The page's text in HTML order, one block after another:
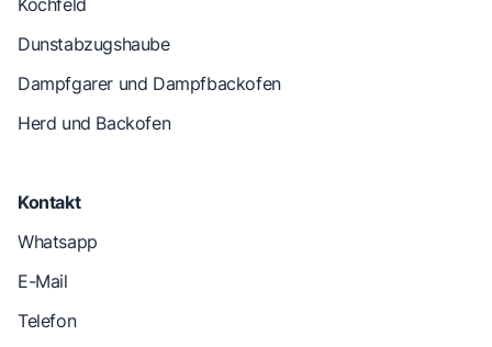
Dunstabzugshaube
Dampfgarer und Dampfbackofen
Herd und Backofen
Kontakt
Whatsapp
E-Mail
Telefon